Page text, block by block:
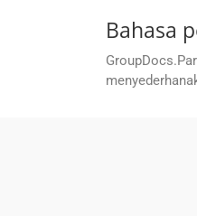
Bahasa